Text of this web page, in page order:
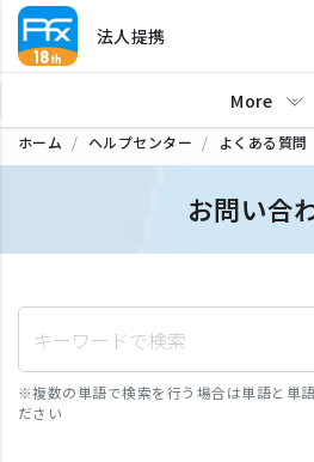
法人提携
More
ホーム ヘルプセンター よくある質問
お問い合
※複数の単語で検索を行う場合は単語と単
ださい